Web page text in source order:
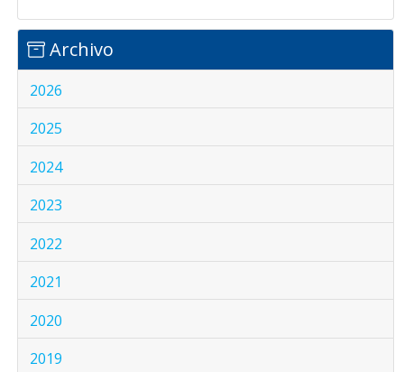
Archivo
2026
2025
2024
2023
2022
2021
2020
2019